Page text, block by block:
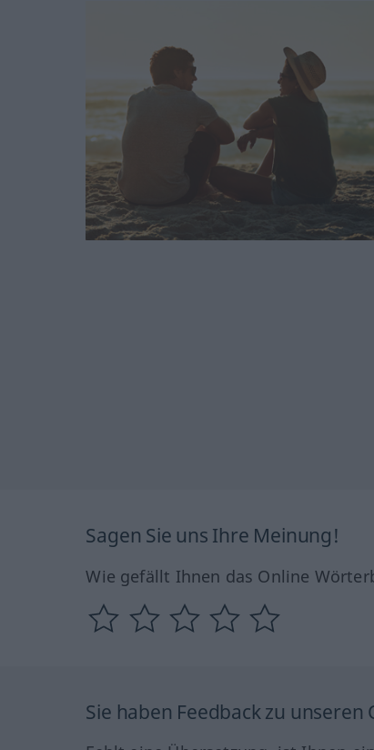
Sagen Sie uns Ihre Meinung!
Wie gefällt Ihnen das Online
Sie haben Feedback zu